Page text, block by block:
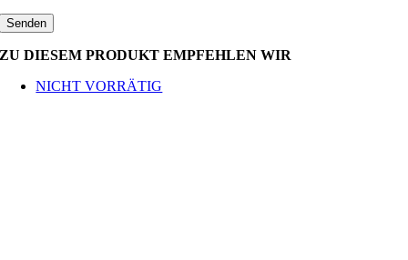
ZU DIESEM PRODUKT EMPFEHLEN WIR
NICHT VORRÄTIG